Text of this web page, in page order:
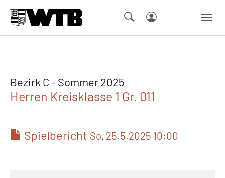
Bezirk C - Sommer 2025
Herren Kreisklasse 1 Gr. 011
Spielbericht So, 25.5.2025 10:00